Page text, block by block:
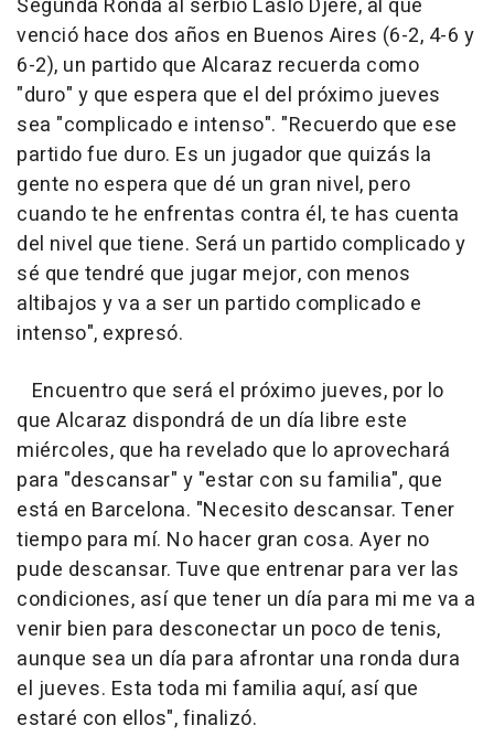
Segunda Ronda al serbio Laslo Djere, al que
venció hace dos años en Buenos Aires (6-2, 4-6 y
6-2), un partido que Alcaraz recuerda como
"duro" y que espera que el del próximo jueves
sea "complicado e intenso". "Recuerdo que ese
partido fue duro. Es un jugador que quizás la
gente no espera que dé un gran nivel, pero
cuando te he enfrentas contra él, te has cuenta
del nivel que tiene. Será un partido complicado y
sé que tendré que jugar mejor, con menos
altibajos y va a ser un partido complicado e
intenso", expresó.
Encuentro que será el próximo jueves, por lo
que Alcaraz dispondrá de un día libre este
miércoles, que ha revelado que lo aprovechará
para "descansar" y "estar con su familia", que
está en Barcelona. "Necesito descansar. Tener
tiempo para mí. No hacer gran cosa. Ayer no
pude descansar. Tuve que entrenar para ver las
condiciones, así que tener un día para mi me va a
venir bien para desconectar un poco de tenis,
aunque sea un día para afrontar una ronda dura
el jueves. Esta toda mi familia aquí, así que
estaré con ellos", finalizó.